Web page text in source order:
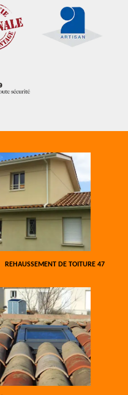
REHAUSSEMENT DE TOITURE 47